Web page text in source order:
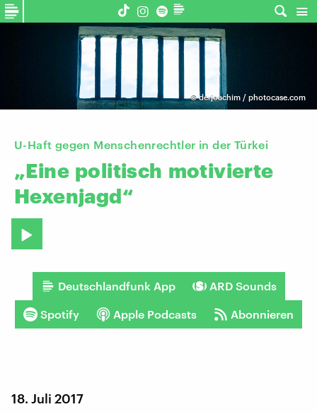
©derjoachim / photocase.com
U-Haft gegen Menschenrechtler in der Türkei
„Eine politisch motivierte
Hexenjagd“
Deutschlandfunk App ARD Sounds
Spotify Apple Podcasts Abonnieren
18. Juli 2017